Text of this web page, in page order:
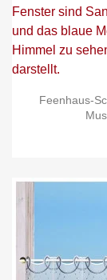
Feenhaus-